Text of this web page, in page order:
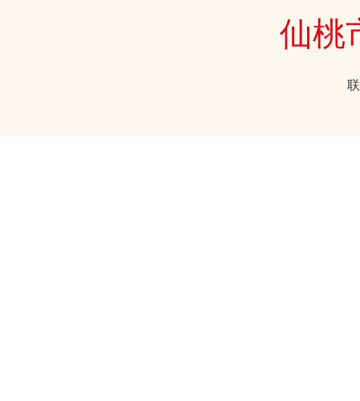
仙桃